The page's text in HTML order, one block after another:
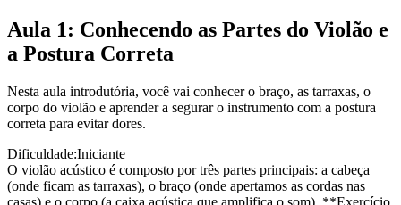
Aula 1: Conhecendo as Partes do Violão e
a Postura Correta
Nesta aula introdutória, você vai conhecer o braço, as tarraxas, o
corpo do violão e aprender a segurar o instrumento com a postura
correta para evitar dores.
Dificuldade:Iniciante
O violão acústico é composto por três partes principais: a cabeça
(onde ficam as tarraxas), o braço (onde apertamos as cordas nas
casas) e o corpo (a caixa acústica que amplifica o som). **Exercício